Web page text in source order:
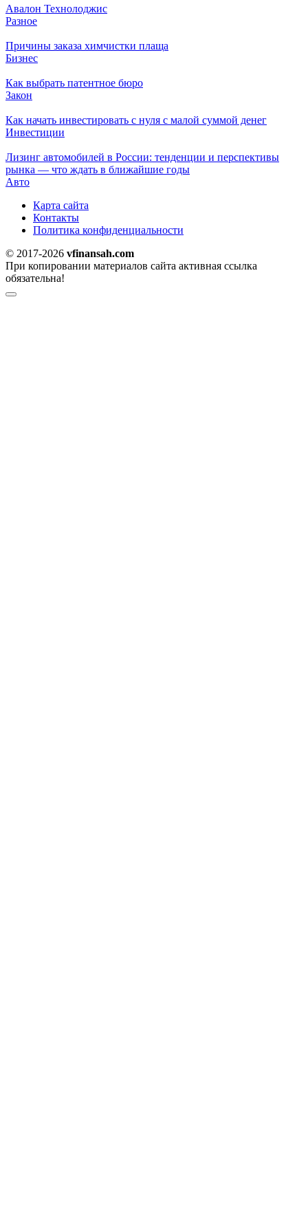
Авалон Технолоджис
Разное
Причины заказа химчистки плаща
Бизнес
Как выбрать патентное бюро
Закон
Как начать инвестировать с нуля с малой суммой денег
Инвестиции
Лизинг автомобилей в России: тенденции и перспективы
рынка — что ждать в ближайшие годы
Авто
Карта сайта
Контакты
Политика конфиденциальности
© 2017-2026 vfinansah.com
При копировании материалов сайта активная ссылка
обязательна!